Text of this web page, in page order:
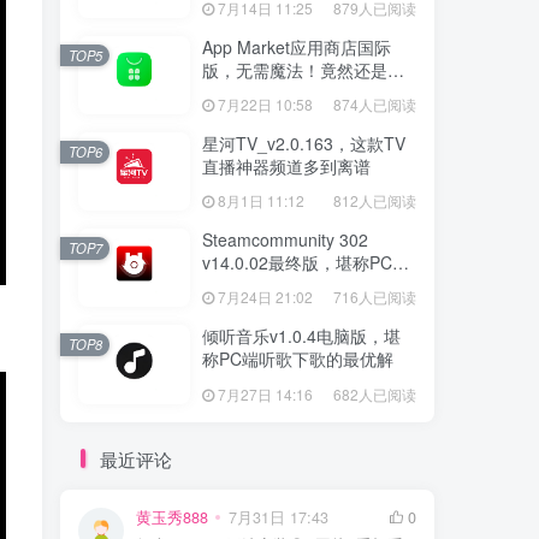
7月14日 11:25 879人已阅读
App Market应用商店国际
版，无需魔法！竟然还是大
厂出品？
7月22日 10:58 874人已阅读
TOP5
星河TV_v2.0.163，这款TV
直播神器频道多到离谱
8月1日 11:12 812人已阅读
TOP6
Steamcommunity 302
v14.0.02最终版，堪称PC玩
家必备的网络工具箱
7月24日 21:02 716人已阅读
TOP7
倾听音乐v1.0.4电脑版，堪
称PC端听歌下歌的最优解
7月27日 14:16 682人已阅读
TOP8
最近评论
黄玉秀888 7月31日 17:43
0